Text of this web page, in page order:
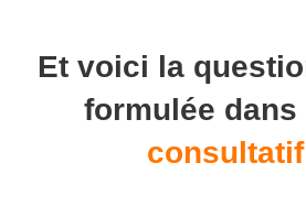
Et voici la
formulée dans
consultatif